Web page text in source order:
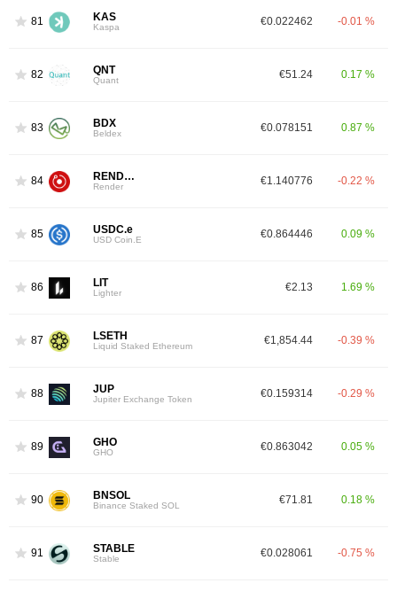
81 KAS
Kaspa €0.022462 -0.01 %
82 QNT
Quant €51.24 0.17 %
83 BDX
Beldex €0.078151 0.87 %
84 RENDER
Render €1.140776 -0.22 %
85 USDC.e
USD Coin.E €0.864446 0.09 %
86 LIT
Lighter €2.13 1.69 %
87 LSETH
Liquid Staked Ethereum €1,854.44 -0.39 %
88 JUP
Jupiter Exchange Token €0.159314 -0.29 %
89 GHO
GHO €0.863042 0.05 %
90 BNSOL
Binance Staked SOL €71.81 0.18 %
91 STABLE
Stable €0.028061 -0.75 %